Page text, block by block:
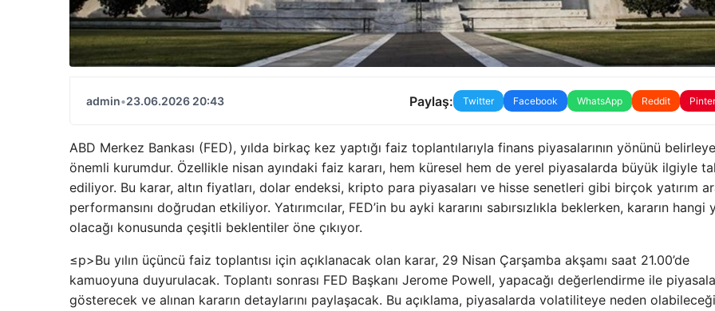
admin•23.06.2026 20:43 Paylaş: Twitter Facebook WhatsApp Reddit
ABD Merkez Bankası (FED), yılda birkaç kez yaptığı faiz toplantılarıyla finans piyasalarının yönünü
önemli kurumdur. Özellikle nisan ayındaki faiz kararı, hem küresel hem de yerel piyasalarda büyük ilgiyle
ediliyor. Bu karar, altın fiyatları, dolar endeksi, kripto para piyasaları ve hisse senetleri gibi birçok yatırım
performansını doğrudan etkiliyor. Yatırımcılar, FED’in bu ayki kararını sabırsızlıkla beklerken, kararın hangi
olacağı konusunda çeşitli beklentiler öne çıkıyor.
≤p>Bu yılın üçüncü faiz toplantısı için açıklanacak olan karar, 29 Nisan Çarşamba akşamı saat 21.00’de
kamuoyuna duyurulacak. Toplantı sonrası FED Başkanı Jerome Powell, yapacağı değerlendirme ile
gösterecek ve alınan kararın detaylarını paylaşacak. Bu açıklama, piyasalarda volatiliteye neden